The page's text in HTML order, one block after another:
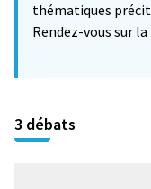
thématiques
Rendez-vous sur la
3 débats